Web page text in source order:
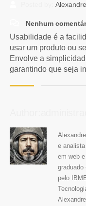
Nenhum
Usabilidade é a
usar um produto ou
Envolve a
garantindo que seja
e
em web
graduado
pelo